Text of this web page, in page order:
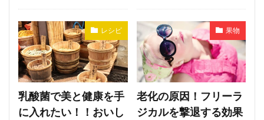
レシピ
乳酸菌で美と健康を手
に入れたい！！おいし
果物
老化の原因！フリーラ
ジカルを撃退する効果